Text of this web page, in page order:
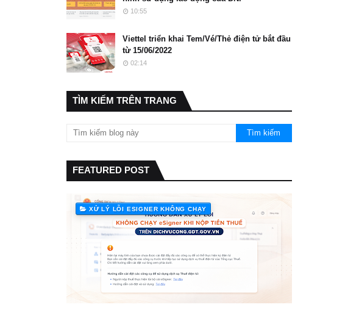
10:55
Viettel triển khai Tem/Vé/Thẻ điện tử bắt đầu
từ 15/06/2022
02:14
TÌM KIẾM TRÊN TRANG
FEATURED POST
XỬ LÝ LỖI ESIGNER KHÔNG CHẠY